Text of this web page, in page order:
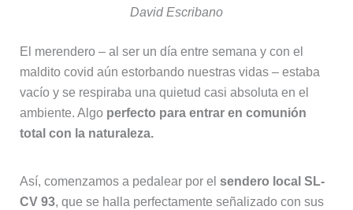
David Escribano
El merendero – al ser un día entre semana y con el
maldito covid aún estorbando nuestras vidas – estaba
vacío y se respiraba una quietud casi absoluta en el
ambiente. Algo perfecto para entrar en comunión
total con la naturaleza.
Así, comenzamos a pedalear por el sendero local SL-
CV 93, que se halla perfectamente señalizado con sus